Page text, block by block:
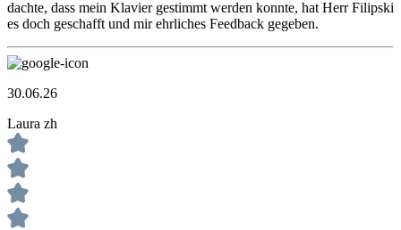
dachte, dass mein Klavier gestimmt werden konnte, hat Herr Filipski
es doch geschafft und mir ehrliches Feedback gegeben.
30.06.26
Laura zh